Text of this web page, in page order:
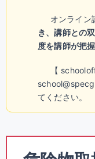
オンライン
き、講師との
度を講師が把
【
てください。